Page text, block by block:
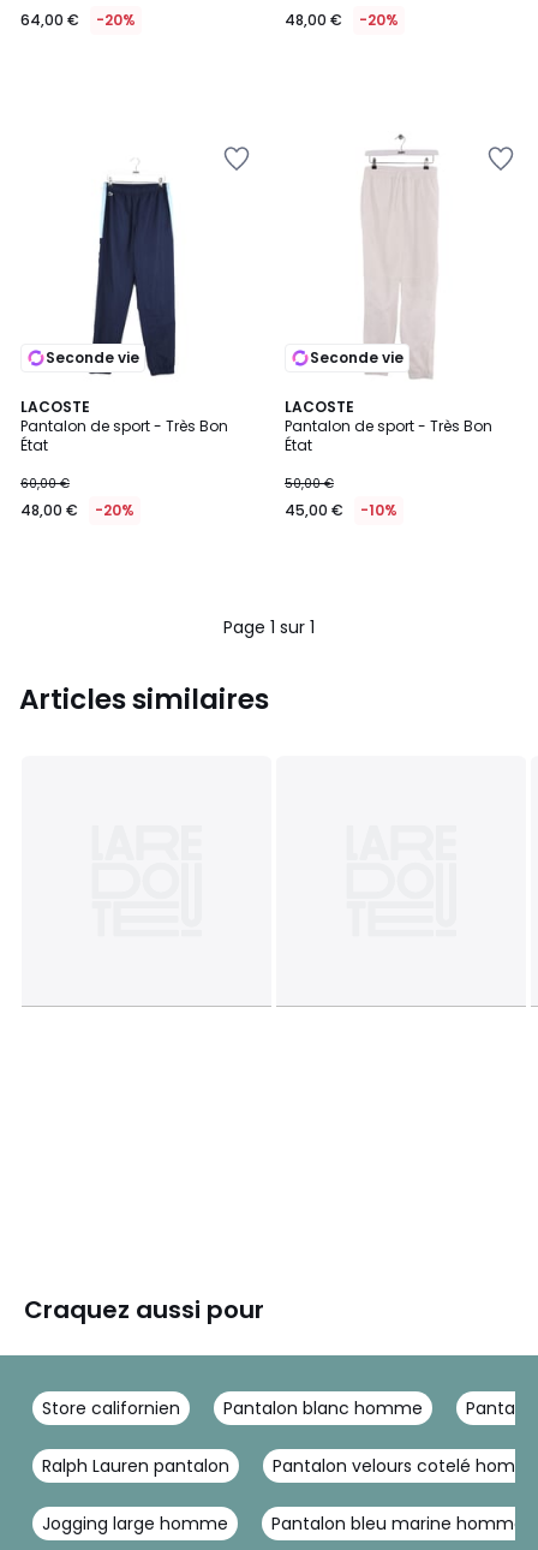
64,00 € -20% 48,00 € -20%
Seconde vie
LACOSTE
Pantalon de sport - Très Bon
État
60,00 €
48,00 € -20%
Seconde vie
LACOSTE
Pantalon de sport - Très Bon
État
50,00 €
45,00 € -10%
Page 1 sur 1
Articles similaires
Craquez aussi pour
Store californien Pantalon blanc homme
Ralph Lauren pantalon Pantalon velours cotelé
Jogging large homme Pantalon bleu marine homme